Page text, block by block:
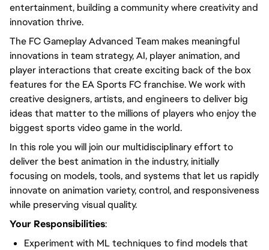
entertainment, building a community where creativity and
innovation thrive.
The FC Gameplay Advanced Team makes meaningful
innovations in team strategy, AI, player animation, and
player interactions that create exciting back of the box
features for the EA Sports FC franchise. We work with
creative designers, artists, and engineers to deliver big
ideas that matter to the millions of players who enjoy the
biggest sports video game in the world.
In this role you will join our multidisciplinary effort to
deliver the best animation in the industry, initially
focusing on models, tools, and systems that let us rapidly
innovate on animation variety, control, and responsiveness
while preserving visual quality.
Your Responsibilities:
Experiment with ML techniques to find models that